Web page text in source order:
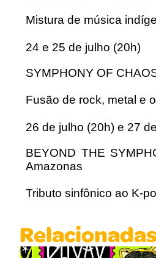
Mistura de música
24 e 25 de julho (20h)
SYMPHONY OF
Fusão de rock, metal e
26 de julho (20h) e 27
BEYOND THE
Amazonas
Tributo sinfônico ao K-
Relacionadas